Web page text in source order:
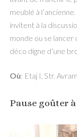
meublé à
invitent à la
monde ou se lancer
déco digne d’une
Où: Etaj I, Str.
Pause goûter